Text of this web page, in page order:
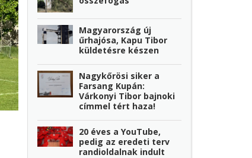
Magyarország új
űrhajósa, Kapu Tibor
küldetésre készen
Nagykőrösi siker a
Farsang Kupán:
Várkonyi Tibor bajnoki
címmel tért haza!
20 éves a YouTube,
pedig az eredeti terv
randioldalnak indult